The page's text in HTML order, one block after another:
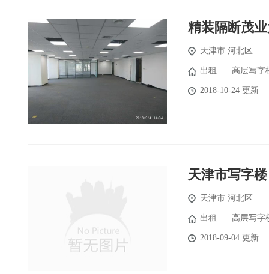
精装隔断茂
天津市 河北区
出租 高层写字
2018-10-24 更新
天津市写字
天津市 河北区
出租 高层写字
2018-09-04 更新